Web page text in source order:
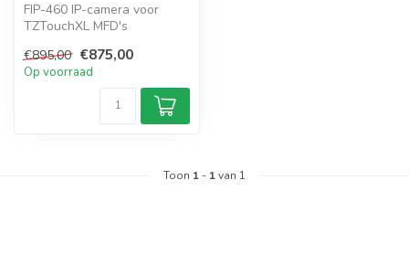
FIP-460 IP-camera voor
TZTouchXL MFD's
draaibare PoE-came...
€895,00 €875,00
Op voorraad
Toon 1 - 1van 1